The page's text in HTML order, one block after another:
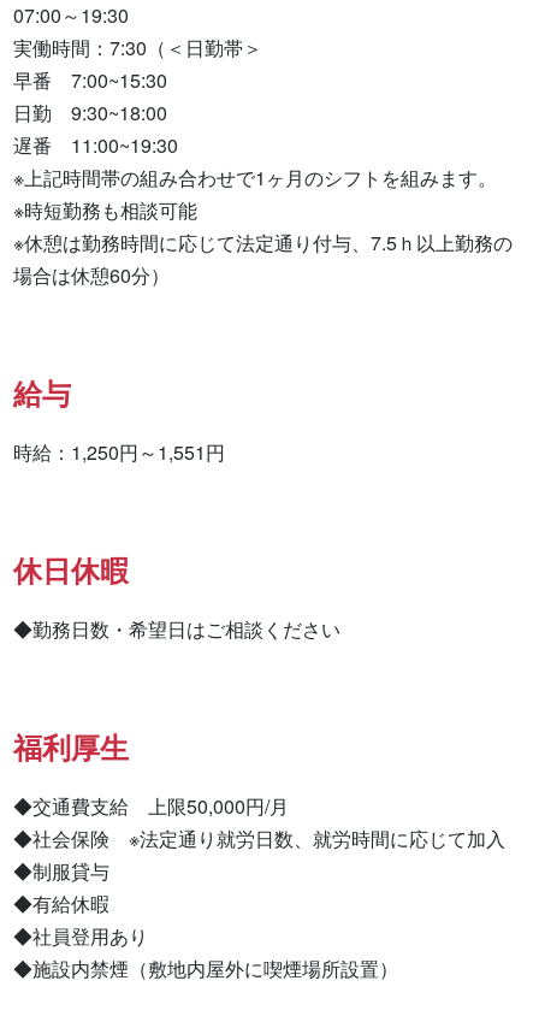
07:00～19:30
実働時間：7:30（＜日勤帯＞
早番　7:00~15:30
日勤　9:30~18:00
遅番　11:00~19:30
※上記時間帯の組み合わせで1ヶ月のシフトを組みます。
※時短勤務も相談可能
※休憩は勤務時間に応じて法定通り付与、7.5ｈ以上勤務の
場合は休憩60分）
給与
時給：1,250円～1,551円
休日休暇
◆勤務日数・希望日はご相談ください
福利厚生
◆交通費支給　上限50,000円/月
◆社会保険　※法定通り就労日数、就労時間に応じて加入
◆制服貸与
◆有給休暇
◆社員登用あり
◆施設内禁煙（敷地内屋外に喫煙場所設置）